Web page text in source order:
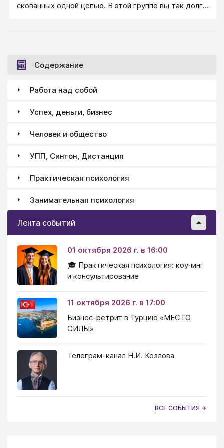
скованных одной цепью. В этой группе вы так долго
функционируете, выполняя с тупым упорством
автомата те задачи, которые, как вы думаете, вы
внезапно освободили. Физически вы находитесь все
вольны остаться в ней или же выйти из нее,
же заняться чем-то новым — словом, как
свою ситуацию. Посмотрите теперь на свою жизнь
снова обращаться к самому себе со следующими
Содержание
Работа над собой
Успех, деньги, бизнес
Человек и общество
УПП, Синтон, Дистанция
Практическая психология
Занимательная психология
Лента событий
01 октября 2026 г. в 16:00
🎓 Практическая психология: коучинг
и консультирование
11 октября 2026 г. в 17:00
Бизнес-ретрит в Турцию «МЕСТО
СИЛЫ»
Телеграм-канал Н.И. Козлова
ВСЕ СОБЫТИЯ